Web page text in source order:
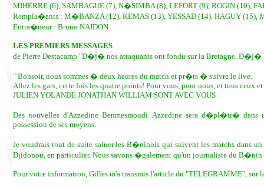
MIHERRE (6), SAMBAGUE (7), N�SIMBA (8), LEFORT (9), ROGIN (10),
Rempla�ants : M�BANZA (12), KEMAS (13), YESSAD (14), HAGUY (15),
Entra�neur : Bruno NAIDON
LES PREMIERS MESSAGES
de Pierre Destacamp "D�j� nos attaquants ont fondu sur la Bretagne. D�j�
" Bonsoir, nous sommes � deux heures du match et pr�ts � suivre le live.
Allez les gars, cette fois les quatre points! Pour vous, pour nous, et tous ceux
JULIEN YOLANDE JONATHAN WILLIAM SONT AVEC VOUS
Des nouvelles d'Azzedine Benmesmoudi. Azzedine sera d�pl�tr�
possession de ses moyens.
Je voudrais tout de suite saluer les B�ninois qui suivent les matchs dans
Djidonou, en particulier. Nous savons �galement qu'un journaliste du
Pour votre information, Gilles m'a transmis l'article du "TELEGRAMME", sur